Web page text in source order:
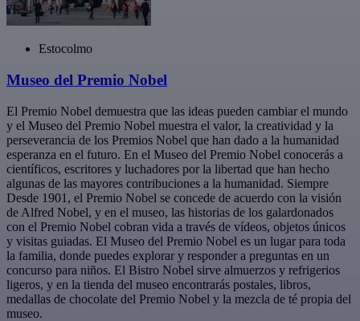
Estocolmo
Museo del Premio Nobel
El Premio Nobel demuestra que las ideas pueden cambiar el mundo
y el Museo del Premio Nobel muestra el valor, la creatividad y la
perseverancia de los Premios Nobel que han dado a la humanidad
esperanza en el futuro. En el Museo del Premio Nobel conocerás a
científicos, escritores y luchadores por la libertad que han hecho
algunas de las mayores contribuciones a la humanidad. Siempre
Desde 1901, el Premio Nobel se concede de acuerdo con la visión
de Alfred Nobel, y en el museo, las historias de los galardonados
con el Premio Nobel cobran vida a través de vídeos, objetos únicos
y visitas guiadas. El Museo del Premio Nobel es un lugar para toda
la familia, donde puedes explorar y responder a preguntas en un
concurso para niños. El Bistro Nobel sirve almuerzos y refrigerios
ligeros, y en la tienda del museo encontrarás postales, libros,
medallas de chocolate del Premio Nobel y la mezcla de té propia del
museo.